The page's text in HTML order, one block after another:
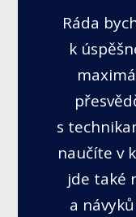
Ráda
k
s
naučíte v
jde také
a